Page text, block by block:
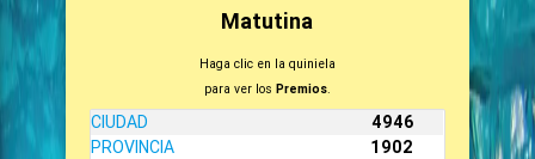
Matutina
Haga clic en la quiniela
para ver los Premios.
CIUDAD
4946
PROVINCIA
1902